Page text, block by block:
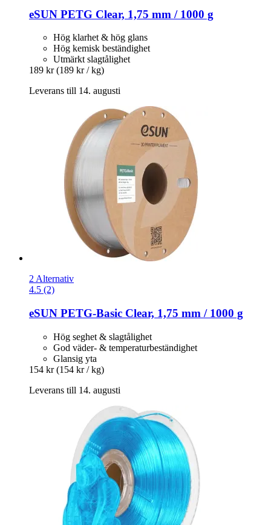
eSUN PETG Clear, 1,75 mm / 1000 g
Hög klarhet & hög glans
Hög kemisk beständighet
Utmärkt slagtålighet
189 kr (189 kr / kg)
Leverans till 14. augusti
2 Alternativ
4.5 (2)
eSUN PETG-​Basic Clear, 1,75 mm / 1000 g
Hög seghet & slagtålighet
God väder- & temperaturbeständighet
Glansig yta
154 kr (154 kr / kg)
Leverans till 14. augusti